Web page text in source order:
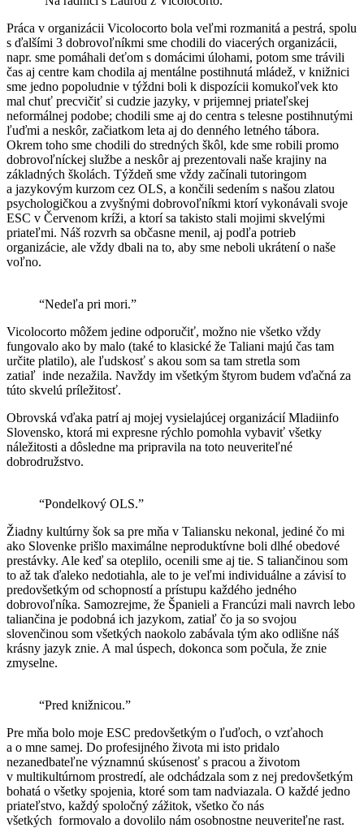
Práca v organizácii Vicolocorto bola veľmi rozmanitá a pestrá, spolu
s ďalšími 3 dobrovoľníkmi sme chodili do viacerých organizácii,
napr. sme pomáhali deťom s domácimi úlohami, potom sme trávili
čas aj centre kam chodila aj mentálne postihnutá mládež, v knižnici
sme jedno popoludnie v týždni boli k dispozícii komukoľvek kto
mal chuť precvičiť si cudzie jazyky, v prijemnej priateľskej
neformálnej podobe; chodili sme aj do centra s telesne postihnutými
ľuďmi a neskôr, začiatkom leta aj do denného letného tábora.
Okrem toho sme chodili do stredných škôl, kde sme robili promo
dobrovoľníckej službe a neskôr aj prezentovali naše krajiny na
základných školách. Týždeň sme vždy začínali tutoringom
a jazykovým kurzom cez OLS, a končili sedením s našou zlatou
psychologičkou a zvyšnými dobrovoľníkmi ktorí vykonávali svoje
ESC v Červenom kríži, a ktorí sa takisto stali mojimi skvelými
priateľmi. Náš rozvrh sa občasne menil, aj podľa potrieb
organizácie, ale vždy dbali na to, aby sme neboli ukrátení o naše
voľno.
“Nedeľa pri mori.”
Vicolocorto môžem jedine odporučiť, možno nie všetko vždy
fungovalo ako by malo (také to klasické že Taliani majú čas tam
určite platilo), ale ľudskosť s akou som sa tam stretla som
zatiaľ inde nezažila. Navždy im všetkým štyrom budem vďačná za
túto skvelú príležitosť.
Obrovská vďaka patrí aj mojej vysielajúcej organizácií Mladiinfo
Slovensko, ktorá mi expresne rýchlo pomohla vybaviť všetky
náležitosti a dôsledne ma pripravila na toto neuveriteľné
dobrodružstvo.
“Pondelkový OLS.”
Žiadny kultúrny šok sa pre mňa v Taliansku nekonal, jediné čo mi
ako Slovenke prišlo maximálne neproduktívne boli dlhé obedové
prestávky. Ale keď sa oteplilo, ocenili sme aj tie. S taliančinou som
to až tak ďaleko nedotiahla, ale to je veľmi individuálne a závisí to
predovšetkým od schopností a prístupu každého jedného
dobrovoľníka. Samozrejme, že Španieli a Francúzi mali navrch lebo
taliančina je podobná ich jazykom, zatiaľ čo ja so svojou
slovenčinou som všetkých naokolo zabávala tým ako odlišne náš
krásny jazyk znie. A mal úspech, dokonca som počula, že znie
zmyselne.
“Pred knižnicou.”
Pre mňa bolo moje ESC predovšetkým o ľuďoch, o vzťahoch
a o mne samej. Do profesijného života mi isto pridalo
nezanedbateľne významnú skúsenosť s pracou a životom
v multikultúrnom prostredí, ale odchádzala som z nej predovšetkým
bohatá o všetky spojenia, ktoré som tam nadviazala. O každé jedno
priateľstvo, každý spoločný zážitok, všetko čo nás
všetkých formovalo a dovolilo nám osobnostne neuveriteľne rast.